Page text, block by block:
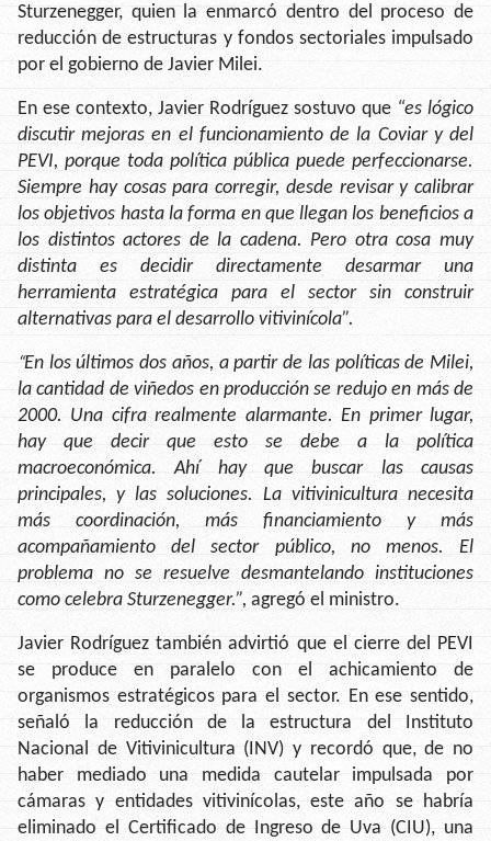
Sturzenegger, quien la enmarcó dentro del proceso de
reducción de estructuras y fondos sectoriales impulsado
por el gobierno de Javier Milei.
En ese contexto, Javier Rodríguez sostuvo que “es lógico
discutir mejoras en el funcionamiento de la Coviar y del
PEVI, porque toda política pública puede perfeccionarse.
Siempre hay cosas para corregir, desde revisar y calibrar
los objetivos hasta la forma en que llegan los beneficios a
los distintos actores de la cadena. Pero otra cosa muy
distinta es decidir directamente desarmar una
herramienta estratégica para el sector sin construir
alternativas para el desarrollo vitivinícola”.
“En los últimos dos años, a partir de las políticas de Milei,
la cantidad de viñedos en producción se redujo en más de
2000. Una cifra realmente alarmante. En primer lugar,
hay que decir que esto se debe a la política
macroeconómica. Ahí hay que buscar las causas
principales, y las soluciones. La vitivinicultura necesita
más coordinación, más financiamiento y más
acompañamiento del sector público, no menos. El
problema no se resuelve desmantelando instituciones
como celebra Sturzenegger.”, agregó el ministro.
Javier Rodríguez también advirtió que el cierre del PEVI
se produce en paralelo con el achicamiento de
organismos estratégicos para el sector. En ese sentido,
señaló la reducción de la estructura del Instituto
Nacional de Vitivinicultura (INV) y recordó que, de no
haber mediado una medida cautelar impulsada por
cámaras y entidades vitivinícolas, este año se habría
eliminado el Certificado de Ingreso de Uva (CIU), una